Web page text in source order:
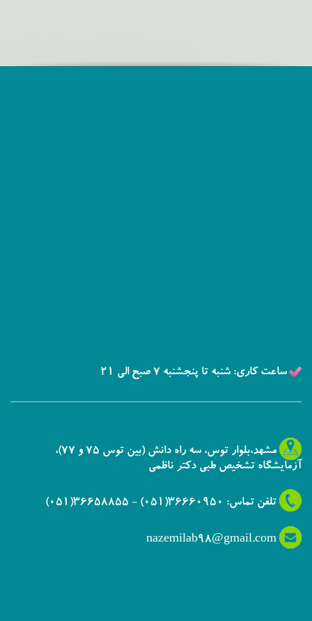
ساعت کاری: شنبه تا پنجشنبه 7 صبح الی 21
مشهد،بلوار توس، سه راه دانش (بین توس 75 و 77)،
آزمایشگاه تشخیص طبی دکتر ناظمی
تلفن تماس: 36660950(051) - 36658855(051)